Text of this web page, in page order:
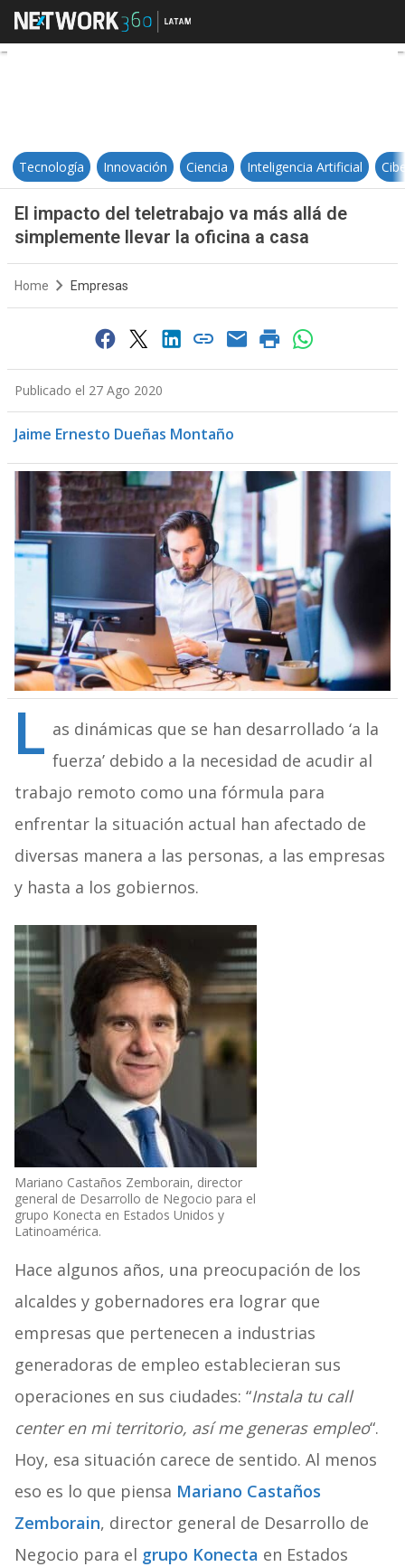
El impacto del teletrabajo va
Tecnología Innovación Ciencia Inteligencia Artificial
El impacto del teletrabajo va más allá de
simplemente llevar la oficina a casa
Home Empresas
Publicado el 27 Ago 2020
Jaime Ernesto Dueñas Montaño
L as dinámicas que se han desarrollado ‘a la
fuerza’ debido a la necesidad de acudir al
trabajo remoto como una fórmula para
enfrentar la situación actual han afectado de
diversas manera a las personas, a las empresas
y hasta a los gobiernos.
Mariano Castaños Zemborain, director
general de Desarrollo de Negocio para el
grupo Konecta en Estados Unidos y
Latinoamérica.
Hace algunos años, una preocupación de los
alcaldes y gobernadores era lograr que
empresas que pertenecen a industrias
generadoras de empleo establecieran sus
operaciones en sus ciudades: “Instala tu call
center en mi territorio, así me generas empleo“.
Hoy, esa situación carece de sentido. Al menos
eso es lo que piensa Mariano Castaños
Zemborain, director general de Desarrollo de
Negocio para el grupo Konecta en Estados